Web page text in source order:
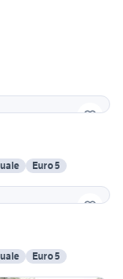
Euro 5
Euro 5